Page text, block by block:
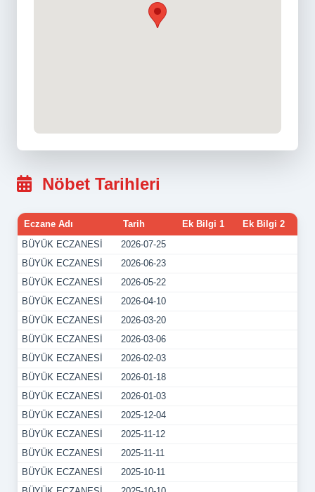
Nöbet Tarihleri
Eczane Adı Tarih Ek Bilgi 1
Ek Bilgi 2
BÜYÜK ECZANESİ
2026-07-25
BÜYÜK ECZANESİ
2026-06-23
BÜYÜK ECZANESİ
2026-05-22
BÜYÜK ECZANESİ
2026-04-10
BÜYÜK ECZANESİ
2026-03-20
BÜYÜK ECZANESİ
2026-03-06
BÜYÜK ECZANESİ
2026-02-03
BÜYÜK ECZANESİ
2026-01-18
BÜYÜK ECZANESİ
2026-01-03
BÜYÜK ECZANESİ
2025-12-04
BÜYÜK ECZANESİ
2025-11-12
BÜYÜK ECZANESİ
2025-11-11
BÜYÜK ECZANESİ
2025-10-11